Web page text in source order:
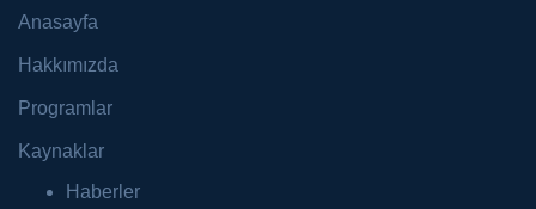
Anasayfa
Hakkımızda
Programlar
Kaynaklar
Haberler